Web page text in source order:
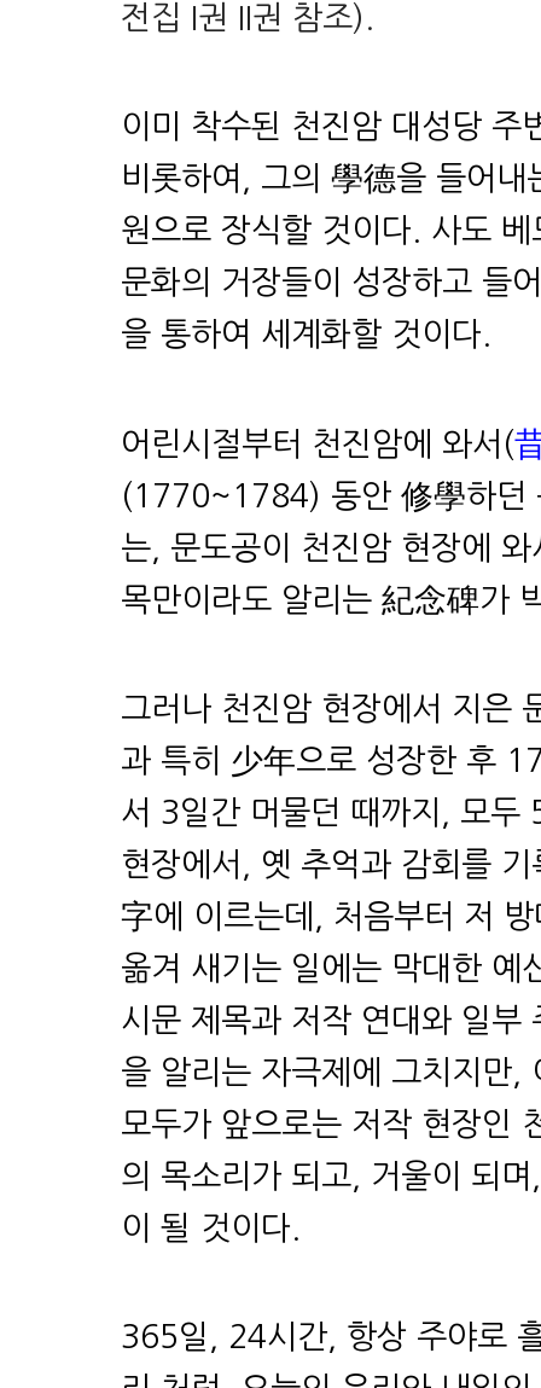
전집 I권 II권 참조).
이미 착수된 천진암 대성당
비롯하여, 그의 學德을 들어내
원으로 장식할 것이다. 사도
문화의 거장들이 성장하고 들
을 통하여 세계화할 것이다.
어린시절부터 천진암에 와서(
(1770~1784) 동안 修學하던
는, 문도공이 천진암 현장에
목만이라도 알리는 紀念碑가
그러나 천진암 현장에서 지은
과 특히 少年으로 성장한 후
서 3일간 머물던 때까지, 모두
현장에서, 옛 추억과 감회를
字에 이르는데, 처음부터 저
옮겨 새기는 일에는 막대한 예
시문 제목과 저작 연대와 일부
을 알리는 자극제에 그치지만,
모두가 앞으로는 저작 현장인
의 목소리가 되고, 거울이 되
이 될 것이다.
365일, 24시간, 항상 주야로